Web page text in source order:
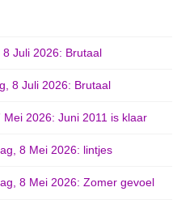
Juli 2026: Brutaal
8 Juli 2026: Brutaal
Mei 2026: Juni 2011 is klaar
8 Mei 2026: lintjes
8 Mei 2026: Zomer gevoel